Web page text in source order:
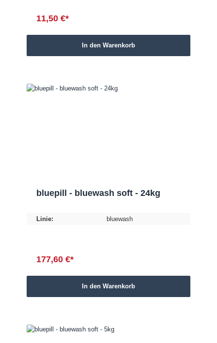
11,50 €*
In den Warenkorb
bluepill - bluewash soft - 24kg
Linie: bluewash
177,60 €*
In den Warenkorb